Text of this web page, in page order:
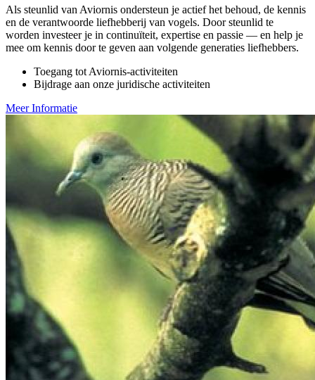
Als steunlid van Aviornis ondersteun je actief het behoud, de kennis
en de verantwoorde liefhebberij van vogels. Door steunlid te
worden investeer je in continuïteit, expertise en passie — en help je
mee om kennis door te geven aan volgende generaties liefhebbers.
Toegang tot Aviornis-activiteiten
Bijdrage aan onze juridische activiteiten
Meer Informatie